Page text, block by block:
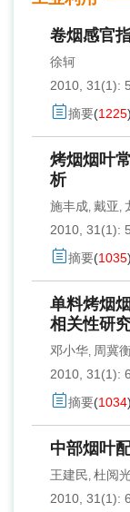
卷烟感官
徐轲
2010, 31(1):
摘要(1225)
烤烟烟叶
析
施丰成, 戴亚,
2010, 31(1):
摘要(1035)
单料烤烟
相关性研
邓小华, 周冀
2010, 31(1):
摘要(1034)
中部烟叶
王建民, 杜阅
2010, 31(1):